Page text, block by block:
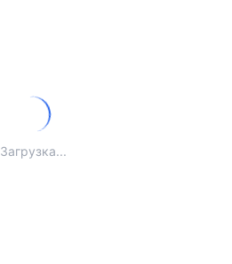
Загрузка...